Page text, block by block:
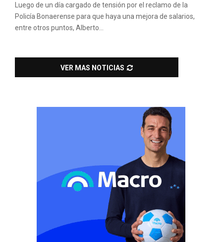
Luego de un día cargado de tensión por el reclamo de la
Policía Bonaerense para que haya una mejora de salarios,
entre otros puntos, Alberto...
VER MAS NOTICIAS